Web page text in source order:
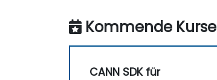
Kommende Kurse
CANN SDK für